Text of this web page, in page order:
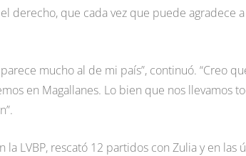
el derecho, que cada vez que puede
mucho al de mi país”, continuó. “Creo
en Magallanes. Lo bien que nos llevamos
la LVBP, rescató 12 partidos con Zulia y en las